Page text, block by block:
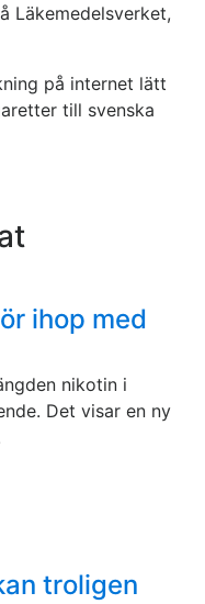
Läkemedelsverket,
på internet lätt
till svenska
ihop med
nikotin i
Det visar en ny
troligen